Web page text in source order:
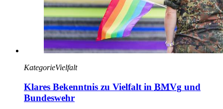
KategorieVielfalt
Klares Bekenntnis zu Vielfalt in BMVg und
Bundeswehr